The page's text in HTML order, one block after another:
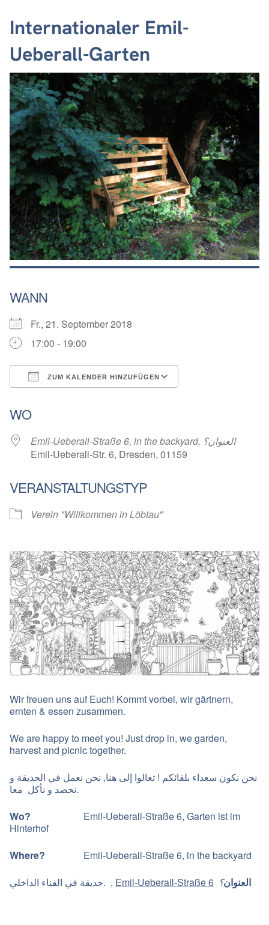
Internationaler Emil-
Ueberall-Garten
WANN
Fr., 21. September 2018
17:00 - 19:00
ZUM KALENDER HINZUFÜGEN
WO
Emil-Ueberall-Straße 6, in the backyard, العنوان؟
Emil-Ueberall-Str. 6, Dresden, 01159
VERANSTALTUNGSTYP
Verein "Willkommen in Löbtau"
Wir freuen uns auf Euch! Kommt vorbei, wir gärtnern,
ernten & essen zusammen.
We are happy to meet you! Just drop in, we garden,
harvest and picnic together.
نحن نكون سعداء بلقائكم ! تعالوا إلى هنا, نحن نعمل في الحديقة و
نحصد و نأكل معا.
Wo? Emil-Ueberall-Straße 6, Garten ist im
Hinterhof
Where? Emil-Ueberall-Straße 6, in the backyard
حديقة في الفناء الداخلي. , Emil-Ueberall-Straße 6 العنوان؟